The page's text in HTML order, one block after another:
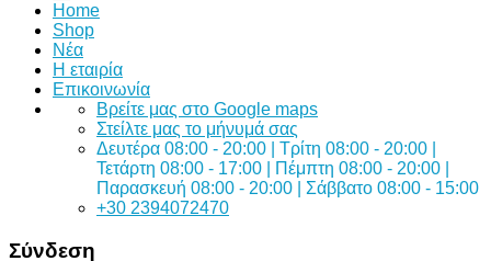
Home
Shop
Νέα
Η εταιρία
Επικοινωνία
Bρείτε μας στο Google maps
Στείλτε μας το μήνυμά σας
Δευτέρα 08:00 - 20:00 | Τρίτη 08:00 - 20:00 |
Τετάρτη 08:00 - 17:00 | Πέμπτη 08:00 - 20:00 |
Παρασκευή 08:00 - 20:00 | Σάββατο 08:00 - 15:00
+30 2394072470
Σύνδεση